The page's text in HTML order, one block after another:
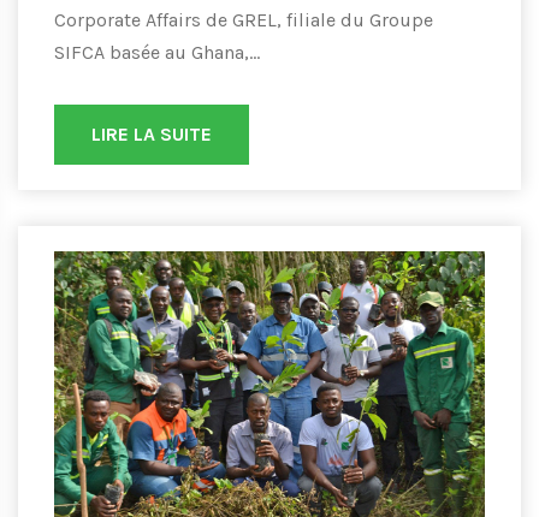
Corporate Affairs de GREL, filiale du Groupe
SIFCA basée au Ghana,...
LIRE LA SUITE